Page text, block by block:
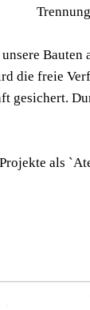
die freie
gesichert.
als